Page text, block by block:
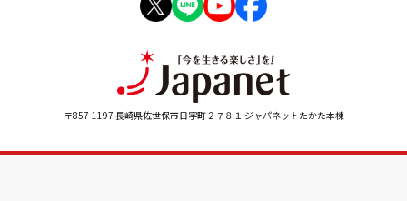
〒857-1197 長崎県佐世保市日宇町２７８１ ジャパネットたかた本棟